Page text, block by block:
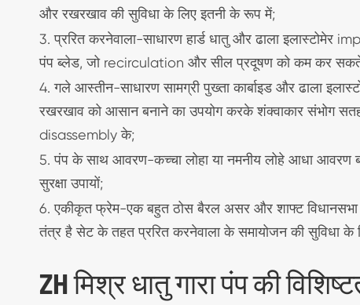
और रखरखाव की सुविधा के लिए इतनी के रूप में;
3. प्ररित करनेवाला-साधारण हार्ड धातु और ढाला इलास्टोमेर
पंप ब्लेड, जो recirculation और सील प्रदूषण को कम कर
4. गले आस्तीन-साधारण सामग्री पुख्ता कार्बाइड और ढाला
रखरखाव को आसान बनाने का उपयोग करके शंक्वाकार संभोग
disassembly के;
5. पंप के साथ आवरण-कच्चा लोहा या नमनीय लोहे आधा आवरण
सुरक्षा उपायों;
6. एकीकृत फ्रेम-एक बहुत ठोस बैरल असर और शाफ्ट विधानसभा
तंत्र है सेट के तहत प्ररित करनेवाला के समायोजन की सुविधा के
ZH मिश्र धातु गारा पंप की